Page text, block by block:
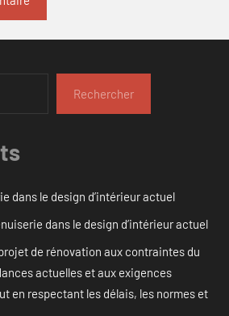
Rechercher
dans le design d’intérieur actuel
dans le design d’intérieur actuel
de rénovation aux contraintes du
actuelles et aux exigences
en respectant les délais, les normes et